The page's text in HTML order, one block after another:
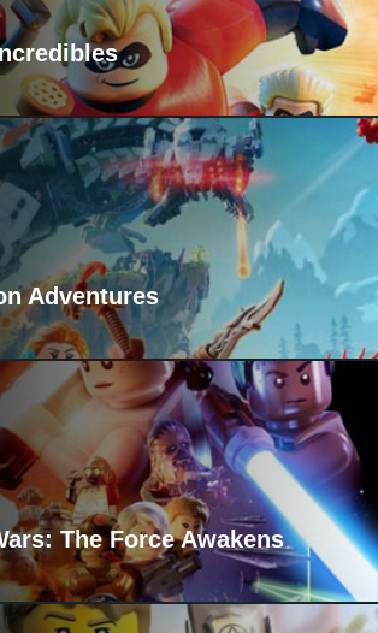
Adventures
The Force Awakens